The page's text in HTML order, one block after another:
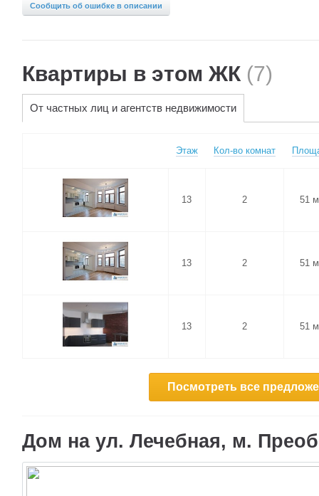
Сообщить об ошибке в описании
Квартиры в этом ЖК (7)
От частных лиц и агентств недвижимости
Этаж Кол-во комнат
13 2 51 м
13 2 51 м
13 2 51 м
Посмотреть все
Дом на ул. Лечебная, м.